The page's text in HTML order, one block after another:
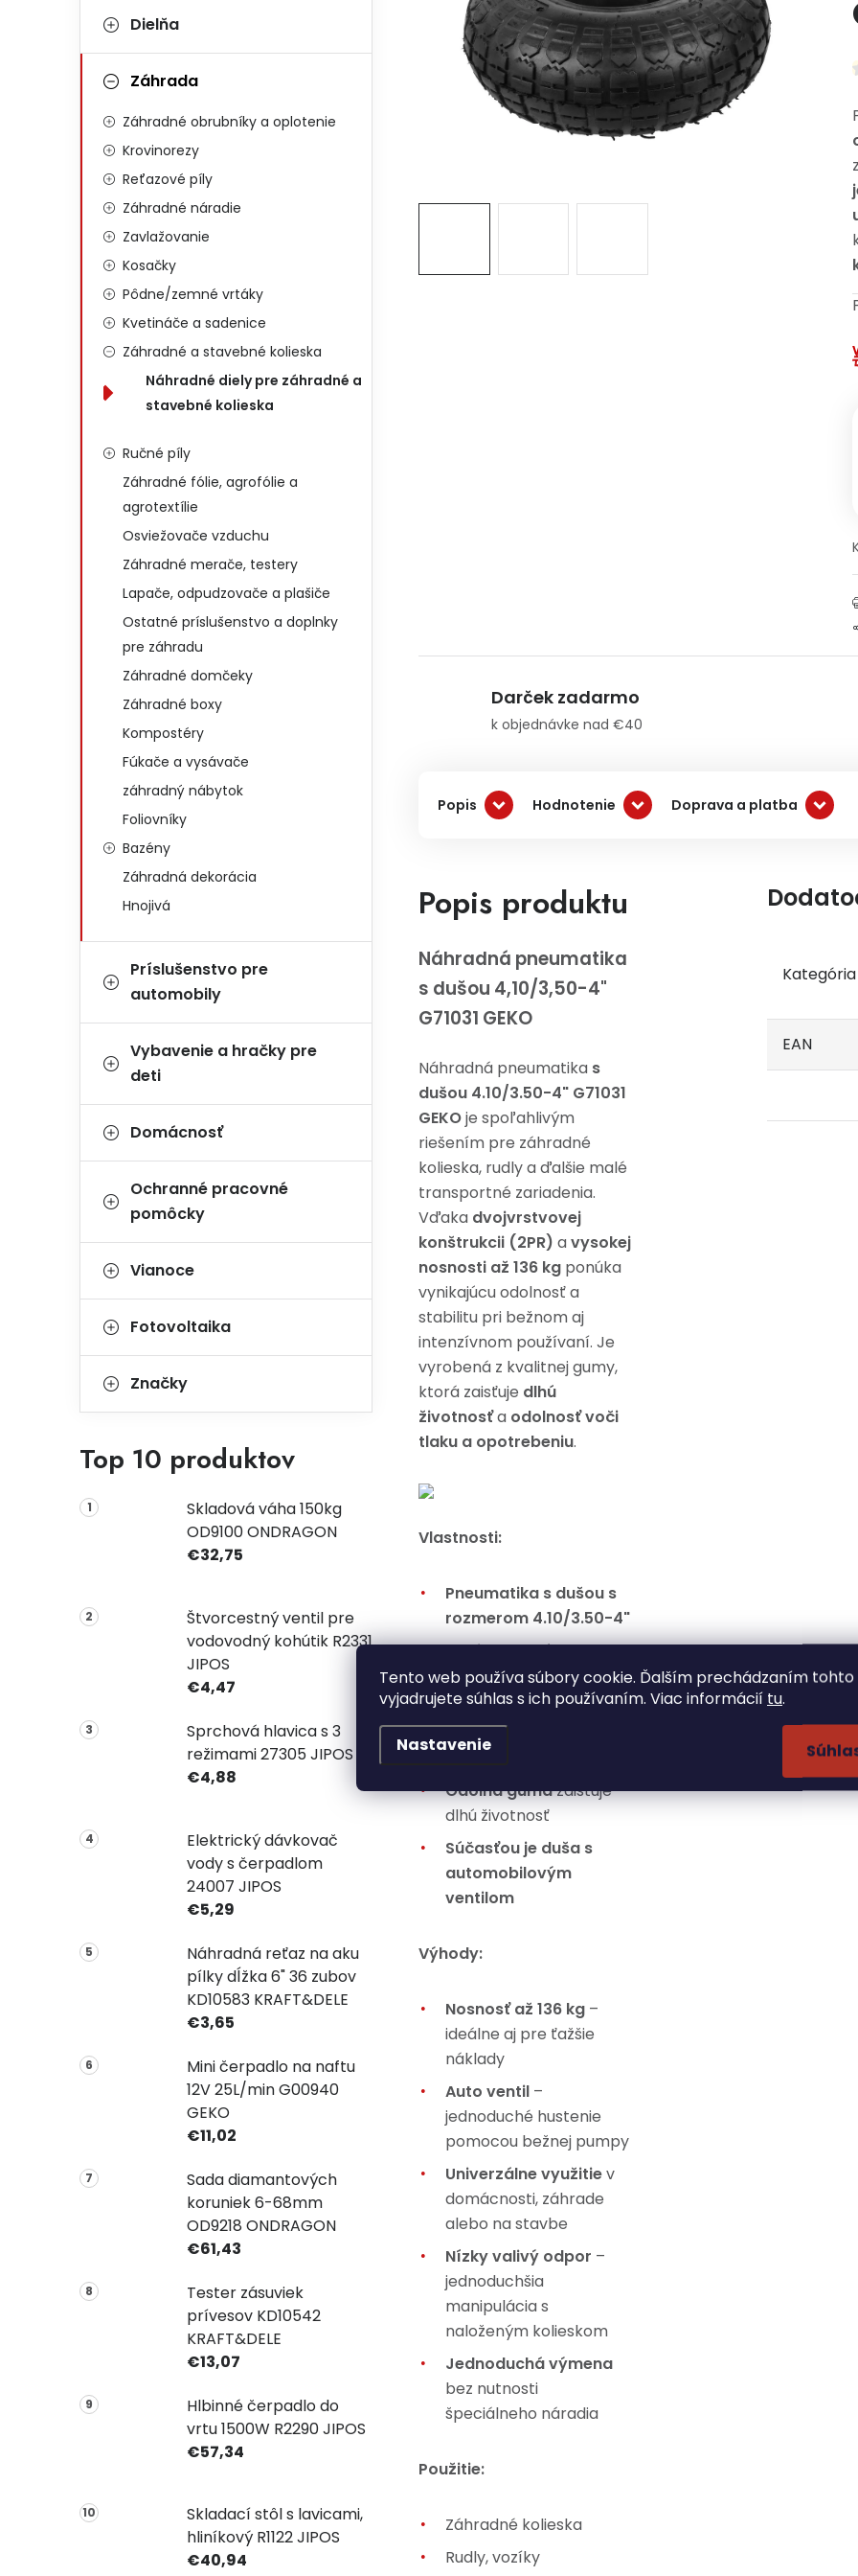
Tento web používa súbory cookie. Ďalším prechádzaním tohto
vyjadrujete súhlas s ich používaním. Viac informácií tu.
Nastavenie
Dielňa
Záhrada
Záhradné obrubníky a oplotenie
Krovinorezy
Reťazové píly
Záhradné náradie
Zavlažovanie
Kosačky
Pôdne/zemné vrtáky
Kvetináče a sadenice
Záhradné a stavebné kolieska
Náhradné diely pre záhradné a
stavebné kolieska
Ručné píly
Záhradné fólie, agrofólie a
agrotextílie
Osviežovače vzduchu
Záhradné merače, testery
Lapače, odpudzovače a plašiče
Ostatné príslušenstvo a doplnky
pre záhradu
Záhradné domčeky
Záhradné boxy
Kompostéry
Fúkače a vysávače
záhradný nábytok
Foliovníky
Bazény
Záhradná dekorácia
Hnojivá
Príslušenstvo pre
automobily
Vybavenie a hračky pre
deti
Domácnosť
Ochranné pracovné
pomôcky
Vianoce
Fotovoltaika
Značky
Top 10 produktov
Skladová váha 150kg
OD9100 ONDRAGON
€32,75
Štvorcestný ventil pre
vodovodný kohútik R2331
JIPOS
€4,47
Sprchová hlavica s 3
režimami 27305 JIPOS
€4,88
Elektrický dávkovač
vody s čerpadlom
24007 JIPOS
€5,29
Náhradná reťaz na aku
pílky dĺžka 6" 36 zubov
KD10583 KRAFT&DELE
€3,65
Mini čerpadlo na naftu
12V 25L/min G00940
GEKO
€11,02
Sada diamantových
koruniek 6-68mm
OD9218 ONDRAGON
€61,43
Tester zásuviek
prívesov KD10542
KRAFT&DELE
€13,07
Hlbinné čerpadlo do
vrtu 1500W R2290 JIPOS
€57,34
Skladací stôl s lavicami,
hliníkový R1122 JIPOS
€40,94
Darček zadarmo
k objednávke nad €40
Popis Hodnotenie Doprava a platba
Popis produktu
Náhradná pneumatika
s dušou 4,10/3,50-4"
G71031 GEKO
Náhradná pneumatika s
dušou 4.10/3.50-4" G71031
GEKOje spoľahlivým
riešením pre záhradné
kolieska, rudly a ďalšie malé
transportné zariadenia.
Vďaka dvojvrstvovej
konštrukcii (2PR) avysokej
nosnosti až 136 kg ponúka
vynikajúcu odolnosť a
stabilitu pri bežnom aj
intenzívnom používaní. Je
vyrobená z kvalitnej gumy,
ktorá zaisťuje dlhú
životnosťa odolnosť voči
tlaku a opotrebeniu.
Vlastnosti:
Pneumatika s dušou s
rozmerom 4.10/3.50-4"
Dvojvrstvová
konštrukcia (2PR)– pre
väčšiu pevnosť a výdrž
Vhodná pre bežné
Odolná gumazaisťuje
dlhú životnosť
Súčasťou je duša s
automobilovým
ventilom
Výhody:
Nosnosť až 136 kg –
ideálne aj pre ťažšie
náklady
Auto ventil –
jednoduché hustenie
pomocou bežnej pumpy
Univerzálne využitiev
domácnosti, záhrade
alebo na stavbe
Nízky valivý odpor –
jednoduchšia
manipulácia s
naloženým kolieskom
Jednoduchá výmena
bez nutnosti
špeciálneho náradia
Použitie:
Záhradné kolieska
Rudly, vozíky
Kategória
EAN